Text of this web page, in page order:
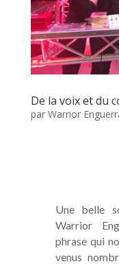
De la voix et du
par Warrior
Une belle
Warrior
phrase qui
venus